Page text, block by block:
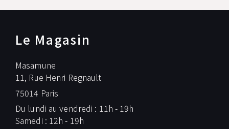
Le Magasin
Masamune
11, Rue Henri Regnault
75014 Paris
Du lundi au vendredi : 11h - 19h
Samedi : 12h - 19h